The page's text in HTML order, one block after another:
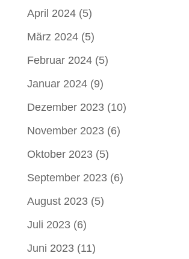
April 2024(5)
März 2024(5)
Februar 2024(5)
Januar 2024(9)
Dezember 2023(10)
November 2023(6)
Oktober 2023(5)
September 2023(6)
August 2023(5)
Juli 2023(6)
Juni 2023(11)